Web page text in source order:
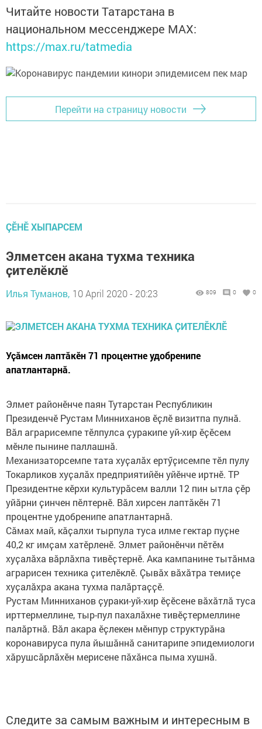
Читайте новости Татарстана в
национальном мессенджере MАХ:
https://max.ru/tatmedia
Перейти на страницу новости
ÇӖНӖ ХЫПАРСЕМ
Элметсен акана тухма техника
ҫителӗклӗ
Илья Туманов, 10 April 2020 - 20:23 809 0 0
Уҫӑмсен лаптӑкӗн 71 процентне удобренипе
апатлантарнӑ.
Элмет районӗнче паян Тутарстан Республикин
Президенчӗ Рустам Минниханов ӗҫлӗ визитпа пулнӑ.
Вӑл аграрисемпе тӗлпулса ҫуракипе уй-хир ӗҫӗсем
мӗнле пынине паллашнӑ.
Механизаторсемпе тата хуҫалӑх ертӳҫисемпе тӗл пулу
Токарликов хуҫалӑх предприятийӗн уйӗнче иртнӗ. ТР
Президентне кӗрхи культурăсем валли 12 пин ытла ҫӗр
уйӑрни ҫинчен пӗлтернӗ. Вӑл хирсен лаптӑкӗн 71
процентне удобренипе апатлантарнӑ.
Сӑмах май, кӑҫалхи тырпула туса илме гектар пуҫне
40,2 кг имҫам хатӗрленӗ. Элмет районӗнчи пӗтӗм
хуҫалӑха вӑрлӑхпа тивӗҫтернӗ. Ака кампанине тытӑнма
аграрисен техника ҫителӗклӗ. Ҫывӑх вӑхӑтра темиҫе
хуҫалӑхра акана тухма палӑртаҫҫӗ.
Рустам Минниханов ҫураки-уй-хир ӗҫӗсене вӑхӑтлӑ туса
ирттермеллине, тыр-пул пахалӑхне тивӗҫтермеллине
палӑртнӑ. Вӑл акара ӗҫлекен мӗнпур структурӑна
коронавируса пула йышӑннӑ санитарипе эпидемиологи
хӑрушсӑрлӑхӗн мерисене пӑхӑнса пыма хушнӑ.
Следите за самым важным и интересным в